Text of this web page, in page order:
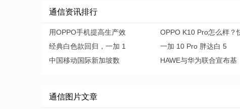
通信资讯排行
用OPPO手机提高生产效 OPPO K10 Pro怎么样？
经典白色款回归，一加 1
一加 10 Pro 胖达白 5
中国移动国际新加坡数
HAWE与华为联合宣布基
通信图片文章